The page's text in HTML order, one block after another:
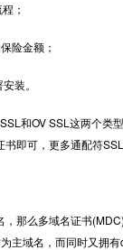
；
险金额；
装。
和OV SSL这两个类
即可，更多通配符SSL
那么多域名证书
主域名，而同时又拥